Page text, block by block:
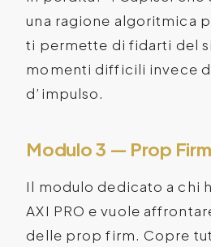
una ragione algoritmica
ti permette di fidarti del
momenti difficili invece
d’impulso.
Modulo 3 — Prop
Il modulo dedicato a chi
AXI PRO e vuole
delle prop firm. Copre